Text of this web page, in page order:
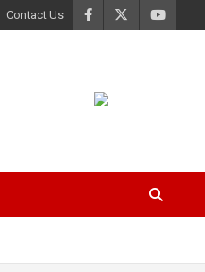
Contact Us